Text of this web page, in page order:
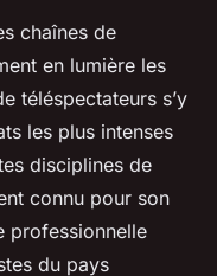
chaînes de
en lumière les
téléspectateurs s’y
les plus intenses
disciplines de
connu pour son
professionnelle
du pays